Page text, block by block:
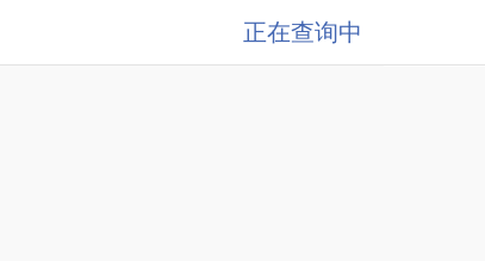
正在查询中